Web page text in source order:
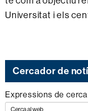
Universitat i els
Cercador de
Expressions de cerca